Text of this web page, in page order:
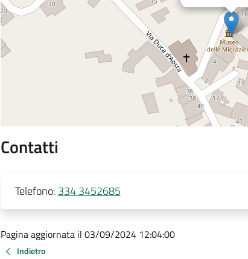
Contatti
Telefono: 334 3452685
Pagina aggiornata il 03/09/2024 12:04:00
Indietro